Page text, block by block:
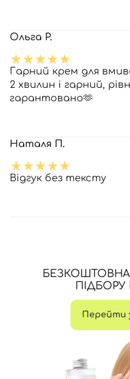
Ольга Р.
Гарний крем для
2 хвилин і гарний,
гарантовано🫶
Наталя П.
Відгук без тексту
БЕЗКОШТОВНА
ПІДБОРУ
Перейти